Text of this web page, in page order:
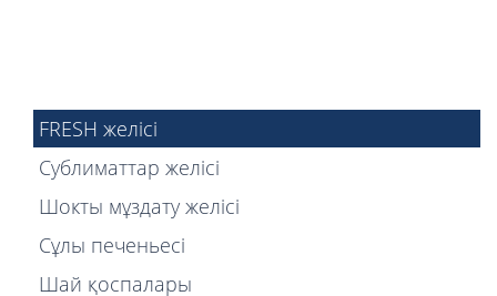
FRESH желісі
Сублиматтар желісі
Шокты мұздату желісі
Сұлы печеньесі
Шай қоспалары